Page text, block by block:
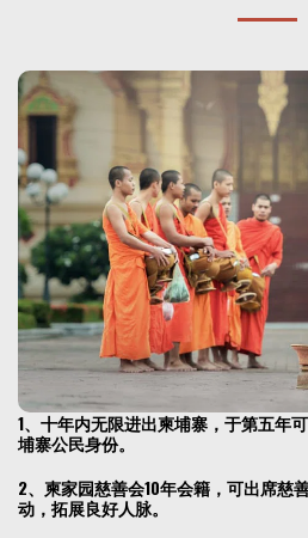
1、十年内无限进出柬埔寨，于第五年
埔寨公民身份。
2、柬家园慈善会10年会籍，可出席慈
动，拓展良好人脉。